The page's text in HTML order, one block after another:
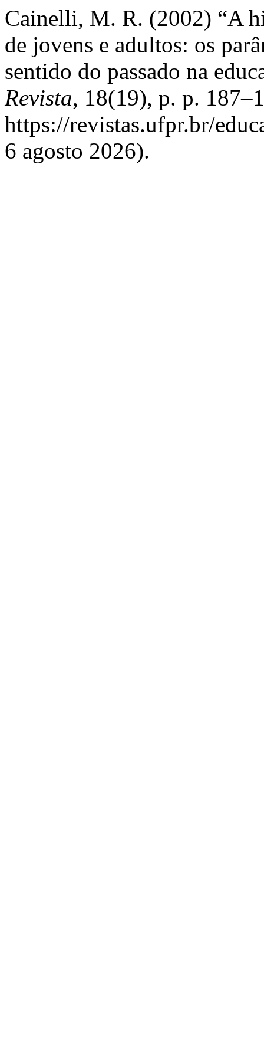
Cainelli, M. R. (2002) “A
de jovens e adultos: os
sentido do passado na
Revista, 18(19), p. p.
https://revistas.ufpr.br/
6 agosto 2026).